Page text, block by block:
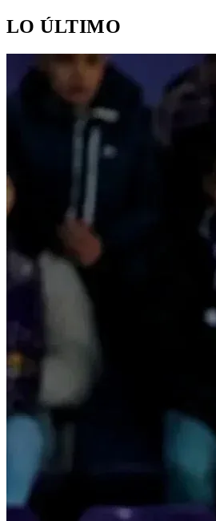
LO ÚLTIMO